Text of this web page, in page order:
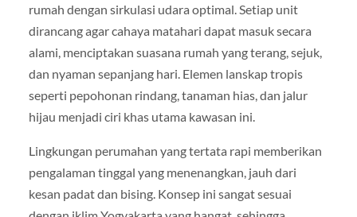
rumah dengan sirkulasi udara optimal. Setiap unit
dirancang agar cahaya matahari dapat masuk secara
alami, menciptakan suasana rumah yang terang, sejuk,
dan nyaman sepanjang hari. Elemen lanskap tropis
seperti pepohonan rindang, tanaman hias, dan jalur
hijau menjadi ciri khas utama kawasan ini.
Lingkungan perumahan yang tertata rapi memberikan
pengalaman tinggal yang menenangkan, jauh dari
kesan padat dan bising. Konsep ini sangat sesuai